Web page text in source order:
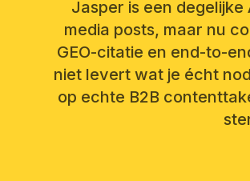
Jasper is een
media posts, maar nu
GEO-citatie en end-to-
niet levert wat je écht
op echte B2B